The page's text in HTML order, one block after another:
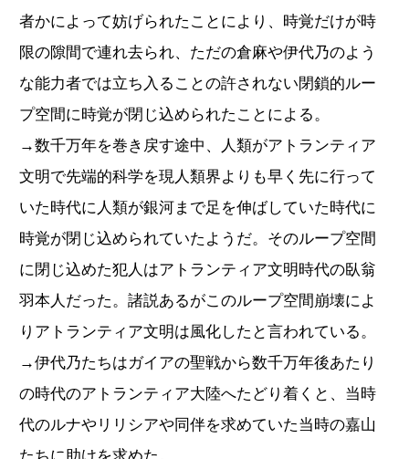
者かによって妨げられたことにより、時覚だけが時
限の隙間で連れ去られ、ただの倉麻や伊代乃のよう
な能力者では立ち入ることの許されない閉鎖的ルー
プ空間に時覚が閉じ込められたことによる。
→数千万年を巻き戻す途中、人類がアトランティア
文明で先端的科学を現人類界よりも早く先に行って
いた時代に人類が銀河まで足を伸ばしていた時代に
時覚が閉じ込められていたようだ。そのループ空間
に閉じ込めた犯人はアトランティア文明時代の臥翁
羽本人だった。諸説あるがこのループ空間崩壊によ
りアトランティア文明は風化したと言われている。
→伊代乃たちはガイアの聖戦から数千万年後あたり
の時代のアトランティア大陸へたどり着くと、当時
代のルナやリリシアや同伴を求めていた当時の嘉山